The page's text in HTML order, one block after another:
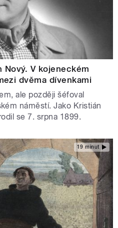
Nový. V kojeneckém
dvěma dívenkami
ale později šéfoval
náměstí. Jako Kristián
se 7. srpna 1899.
19 minut